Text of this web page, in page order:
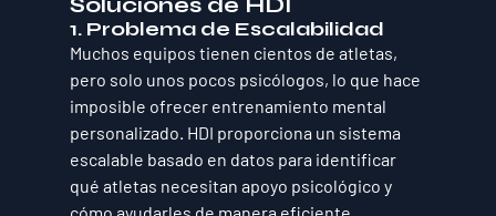
1. Problema de Escalabilidad
Muchos equipos tienen cientos de atletas,
pero solo unos pocos psicólogos, lo que hace
imposible ofrecer entrenamiento mental
personalizado. HDI proporciona un sistema
escalable basado en datos para identificar
qué atletas necesitan apoyo psicológico y